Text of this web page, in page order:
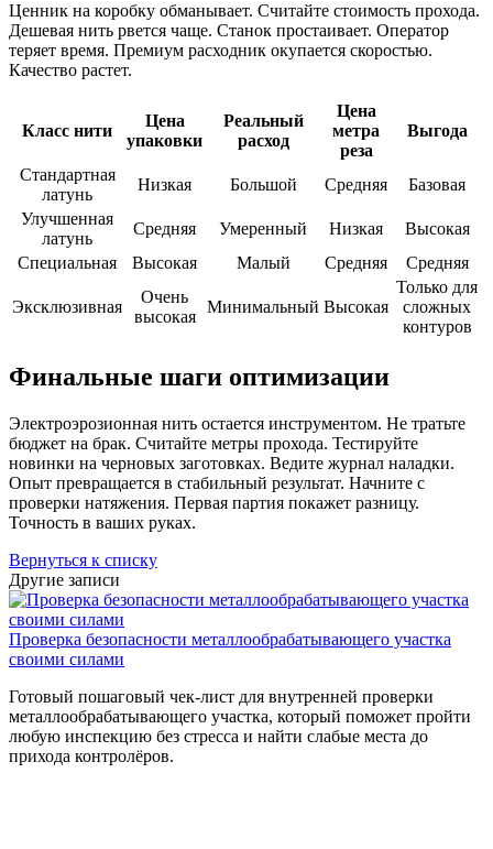
Ценник на коробку обманывает. Считайте стоимость прохода.
Дешевая нить рвется чаще. Станок простаивает. Оператор
теряет время. Премиум расходник окупается скоростью.
Качество растет.
Класс нити
Цена
упаковки
Реальный
расход
Цена
метра
реза
Выгода
Стандартная
латунь
Низкая Большой Средняя
Базовая
Улучшенная
латунь
Средняя Умеренный Низкая
Высокая
Специальная
Высокая Малый Средняя Средняя
Эксклюзивная
Очень
высокая
Минимальный Высокая
Только для
сложных
контуров
Финальные шаги оптимизации
Электроэрозионная нить остается инструментом. Не тратьте
бюджет на брак. Считайте метры прохода. Тестируйте
новинки на черновых заготовках. Ведите журнал наладки.
Опыт превращается в стабильный результат. Начните с
проверки натяжения. Первая партия покажет разницу.
Точность в ваших руках.
Вернуться к списку
Другие записи
Проверка безопасности металлообрабатывающего участка
своими силами
Готовый пошаговый чек-лист для внутренней проверки
металлообрабатывающего участка, который поможет пройти
любую инспекцию без стресса и найти слабые места до
прихода контролёров.